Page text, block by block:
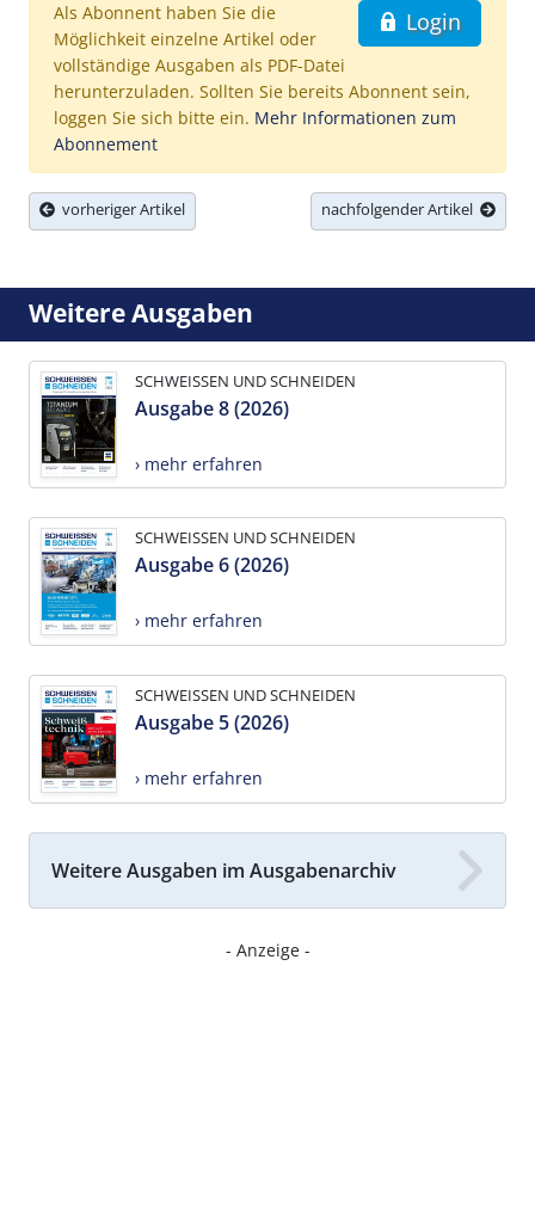
Login
Als Abonnent haben Sie die
Möglichkeit einzelne Artikel oder
vollständige Ausgaben als PDF-Datei
herunterzuladen. Sollten Sie bereits Abonnent sein,
loggen Sie sich bitte ein. Mehr Informationen zum
Abonnement
vorheriger Artikel nachfolgender Artikel
Weitere Ausgaben
SCHWEISSEN UND SCHNEIDEN
Ausgabe 8 (2026)
› mehr erfahren
SCHWEISSEN UND SCHNEIDEN
Ausgabe 6 (2026)
› mehr erfahren
SCHWEISSEN UND SCHNEIDEN
Ausgabe 5 (2026)
› mehr erfahren
Weitere Ausgaben im Ausgabenarchiv
- Anzeige -